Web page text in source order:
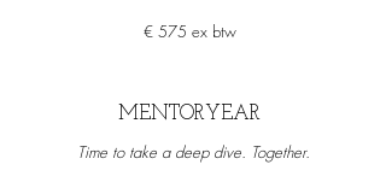
€ 575 ex btw
MENTORYEAR
Time to take a deep dive. Together.